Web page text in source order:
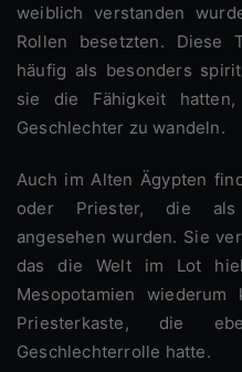
weiblich verstanden
Rollen besetzten. Diese
häufig als besonders
sie die Fähigkeit
Geschlechter zu wandeln.
Auch im Alten Ägypten finden sich Hinweise auf Götter
oder Priester, die als
angesehen wurden. Sie
das die Welt im Lot
Mesopotamien
Priesterkaste, die
Geschlechterrolle hatte.